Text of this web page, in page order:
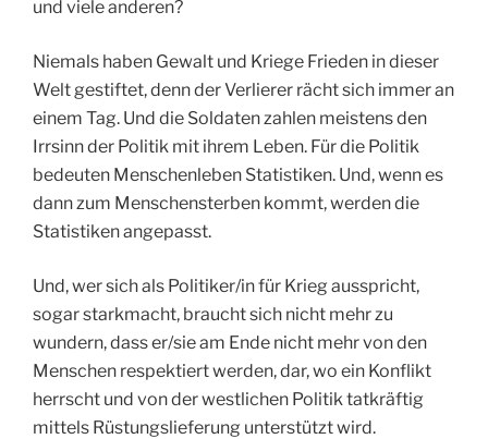
und viele anderen?
Niemals haben Gewalt und Kriege Frieden in dieser
Welt gestiftet, denn der Verlierer rächt sich immer an
einem Tag. Und die Soldaten zahlen meistens den
Irrsinn der Politik mit ihrem Leben. Für die Politik
bedeuten Menschenleben Statistiken. Und, wenn es
dann zum Menschensterben kommt, werden die
Statistiken angepasst.
Und, wer sich als Politiker/in für Krieg ausspricht,
sogar starkmacht, braucht sich nicht mehr zu
wundern, dass er/sie am Ende nicht mehr von den
Menschen respektiert werden, dar, wo ein Konflikt
herrscht und von der westlichen Politik tatkräftig
mittels Rüstungslieferung unterstützt wird.